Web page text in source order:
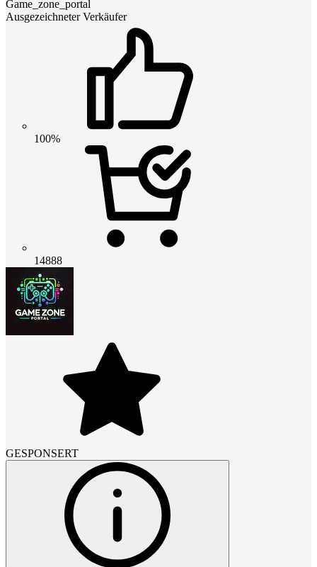
Game_zone_portal
Ausgezeichneter Verkäufer
100%
14888
GESPONSERT